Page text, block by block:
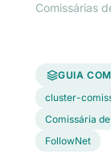
Comissárias
GUIA
cluster-
Comissária
FollowNet